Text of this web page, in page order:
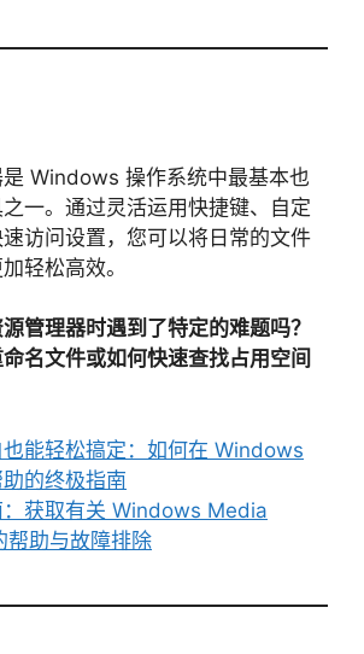
Windows 操作系统中最基本也
一。通过灵活运用快捷键、自定
访问设置，您可以将日常的文件
轻松高效。
管理器时遇到了特定的难题吗？
名文件或如何快速查找占用空间
也能轻松搞定：如何在 Windows
的终极指南
：获取有关 Windows Media
帮助与故障排除